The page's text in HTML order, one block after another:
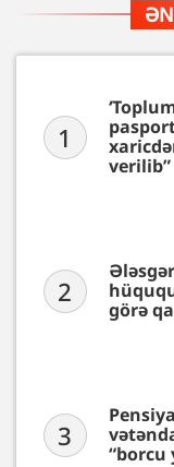
1
verilib”
2
görə
3
“borcu